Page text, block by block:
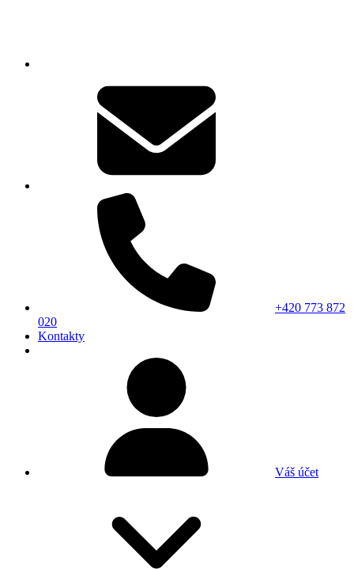
+420 773 872
020
Kontakty
Váš účet